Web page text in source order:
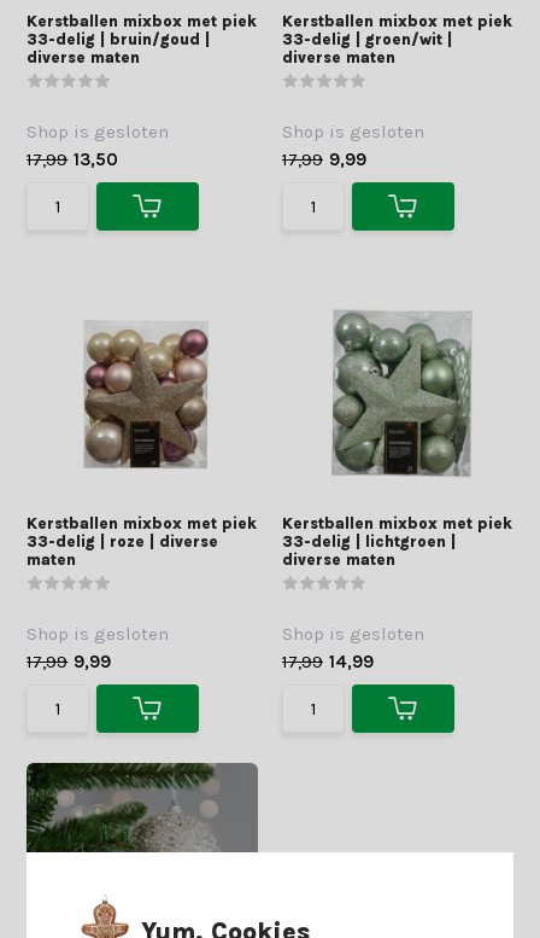
Kerstballen mixbox met piek
33-delig | bruin/goud |
diverse maten
Shop is gesloten
17,99 13,50
Kerstballen mixbox met piek
33-delig | groen/wit |
diverse maten
Shop is gesloten
17,99 9,99
Kerstballen mixbox met piek
33-delig | roze | diverse
maten
Shop is gesloten
17,99 9,99
Kerstballen mixbox met piek
33-delig | lichtgroen |
diverse maten
Shop is gesloten
17,99 14,99
Yum, Cookies